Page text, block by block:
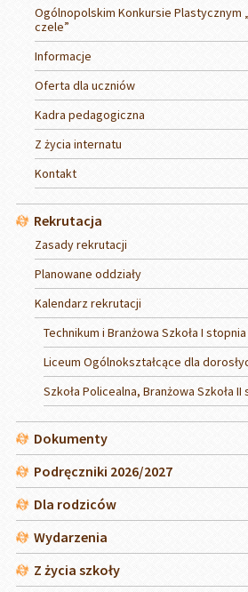
Ogólnopolskim Konkursie Plastycznym
czele”
Informacje
Oferta dla uczniów
Kadra pedagogiczna
Z życia internatu
Kontakt
Rekrutacja
Zasady rekrutacji
Planowane oddziały
Kalendarz rekrutacji
Technikum i Branżowa Szkoła I stopnia
Liceum Ogólnokształcące dla
Szkoła Policealna, Branżowa Szkoła II
Dokumenty
Podręczniki 2026/2027
Dla rodziców
Wydarzenia
Z życia szkoły